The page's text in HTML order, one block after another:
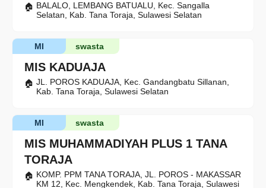
BALALO, LEMBANG BATUALU, Kec. Sangalla
Selatan, Kab. Tana Toraja, Sulawesi Selatan
MIS KADUAJA
swasta
MI
JL. POROS KADUAJA, Kec. Gandangbatu Sillanan,
Kab. Tana Toraja, Sulawesi Selatan
MIS MUHAMMADIYAH PLUS 1 TANA
TORAJA
swasta
MI
KOMP. PPM TANA TORAJA, JL. POROS - MAKASSAR
KM 12, Kec. Mengkendek, Kab. Tana Toraja, Sulawesi